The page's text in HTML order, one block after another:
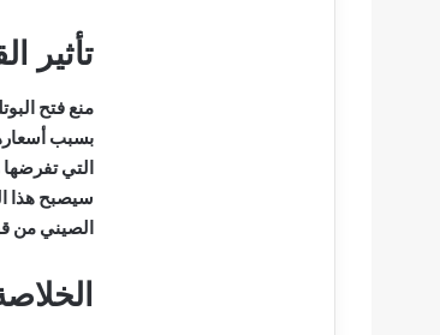
تأثير
منع فتح
بسبب
التي تفرضها
سيصبح هذا
الصيني من